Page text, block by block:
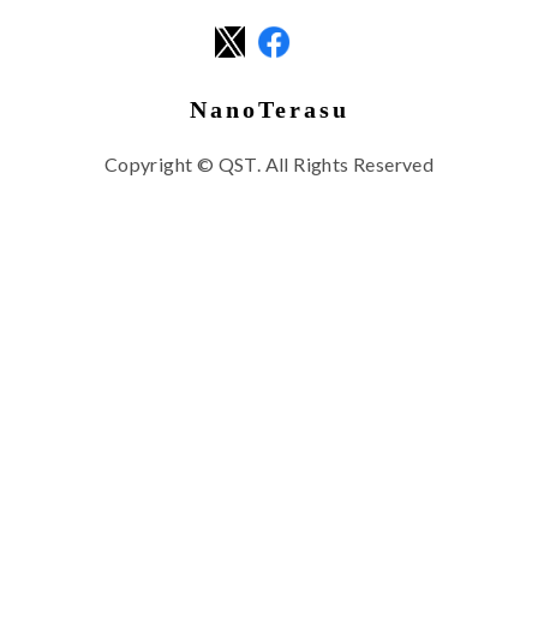
NanoTerasu
Copyright © QST. All Rights Reserved